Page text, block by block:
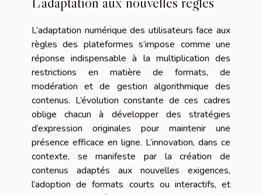
L’adaptation numérique des utilisateurs face aux
règles des plateformes s’impose comme une
réponse indispensable à la multiplication des
restrictions en matière de formats, de
modération et de gestion algorithmique des
contenus. L’évolution constante de ces cadres
oblige chacun à développer des stratégies
d’expression originales pour maintenir une
présence efficace en ligne. L’innovation, dans ce
contexte, se manifeste par la création de
contenus adaptés aux nouvelles exigences,
l’adoption de formats courts ou interactifs, et